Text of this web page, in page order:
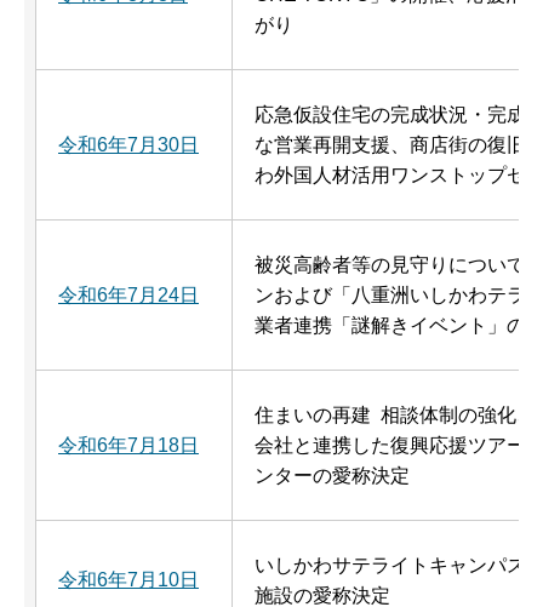
がり
令和6年7月30日
応急仮設住宅の完成状況・完成
な営業再開支援、商店街の復旧
わ外国人材活用ワンストップセ
令和6年7月24日
被災高齢者等の見守りについて
ンおよび「八重洲いしかわテラ
業者連携「謎解きイベント」の
令和6年7月18日
住まいの再建 相談体制の強化、
会社と連携した復興応援ツアー
ンターの愛称決定
令和6年7月10日
いしかわサテライトキャンパス
施設の愛称決定